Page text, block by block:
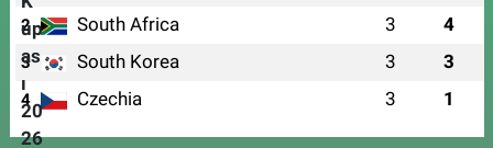
2 South Africa 3 4
3 South Korea 3 3
4 Czechia 3 1